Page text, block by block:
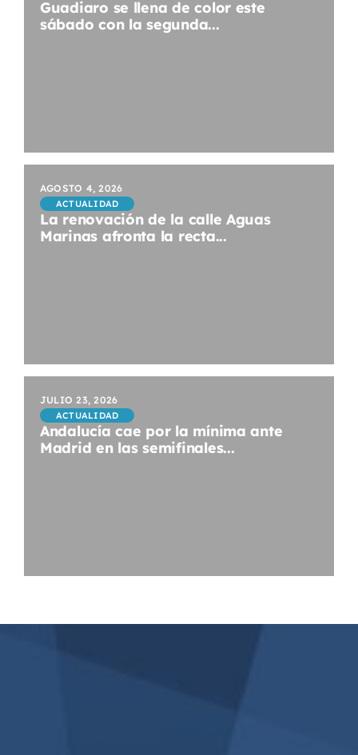
Guadiaro se llena de color este
sábado con la segunda...
AGOSTO 4, 2026
ACTUALIDAD
La renovación de la calle Aguas
Marinas afronta la recta...
JULIO 23, 2026
ACTUALIDAD
Andalucía cae por la mínima ante
Madrid en las semifinales...